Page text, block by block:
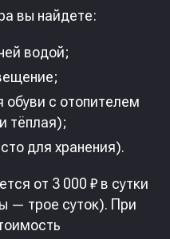
вы найдете:
водой;
обуви с отопителем
тёплая);
для хранения).
от 3 000 ₽ в сутки
— трое суток). При